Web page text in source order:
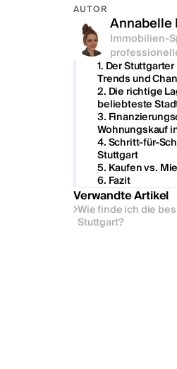
AUTOR
Annabelle
Immobilien-
1. Der
Trends und
2. Die richtige
beliebteste
3.
Wohnungskauf
4. Schritt-für-
Stuttgart
5. Kaufen vs.
6. Fazit
Verwandte Artikel
Wie finde ich die
Stuttgart?